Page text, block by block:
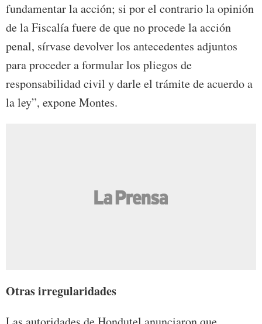
fundamentar la acción; si por el contrario la opinión
de la Fiscalía fuere de que no procede la acción
penal, sírvase devolver los antecedentes adjuntos
para proceder a formular los pliegos de
responsabilidad civil y darle el trámite de acuerdo a
la ley”, expone Montes.
Otras irregularidades